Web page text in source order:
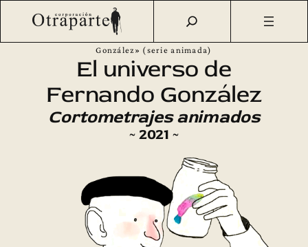
Saltar
Otraparte.org/Fernando González Imagen
Audiovisuales
sobre Fernando González
González» (serie animada)
El universo de
Fernando González
Cortometrajes animados
~ 2021 ~